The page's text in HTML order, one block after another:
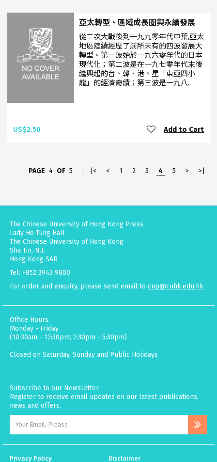
亞太轉型、區域成長圈與永續發展
從二次大戰後到一九九零年代中葉,亞太
地區陸續經歷了前所未有的四波發展大
轉型。第一波始於一九六零年代的日本
現代化；第二波是在一九七零年代末後
繼興起的台、韓、港、星「東亞四小
龍」的經濟奇績；第三波是一九八..
US$2.50 Add to Cart
PAGE 4 OF 5 |< < 1 2 3 4 5 > >|
The Chinese University of Hong Kong Press
Lady Ho Tung Hall
The Chinese University of Hong Kong
Sha Tin, N.T.
Hong Kong SAR
Tel: +852 3943 9800
For order and enquiry, please send email to cup@cuhk.edu.hk
Office Hours:
Monday - Friday
(10:30am - 12:30pm; 2:30pm - 5:30pm)
Closed on Saturday, Sunday and Public Holidays
Subscribe to our Newsletter.
Register to receive email updates on our latest publications,
news and offers.
Privacy Policy Disclaimer